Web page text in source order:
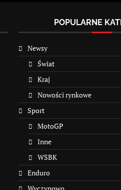
POPULARNE
Newsy
Świat
Kraj
Nowości rynkowe
Sport
MotoGP
Inne
WSBK
Enduro